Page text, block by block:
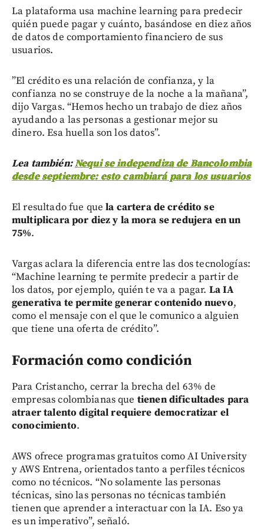
La plataforma usa machine learning para predecir
quién puede pagar y cuánto, basándose en diez años
de datos de comportamiento financiero de sus
usuarios.
”El crédito es una relación de confianza, y la
confianza no se construye de la noche a la mañana”,
dijo Vargas. “Hemos hecho un trabajo de diez años
ayudando a las personas a gestionar mejor su
dinero. Esa huella son los datos”.
Lea también:Nequi se independiza de Bancolombia
desde septiembre: esto cambiará para los usuarios
El resultado fue quela cartera de crédito se
multiplicara por diez y la mora se redujera en un
75%.
Vargas aclara la diferencia entre las dos tecnologías:
“Machine learning te permite predecir a partir de
los datos, por ejemplo, quién te va a pagar. La IA
generativa te permite generar contenido nuevo,
como el mensaje con el que le comunico a alguien
que tiene una oferta de crédito”.
Formación como condición
Para Cristancho, cerrar la brecha del 63% de
empresas colombianas que tienen dificultades para
atraer talento digital requiere democratizar el
conocimiento.
AWS ofrece programas gratuitos como AI University
y AWS Entrena, orientados tanto a perfiles técnicos
como no técnicos. “No solamente las personas
técnicas, sino las personas no técnicas también
tienen que aprender a interactuar con la IA. Eso ya
es un imperativo”, señaló.